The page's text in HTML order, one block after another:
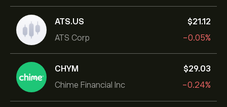
ATS.US
ATS Corp
‎$‎21.12
-0.05%
CHYM
Chime Financial Inc
‎$‎29.03
-0.24%